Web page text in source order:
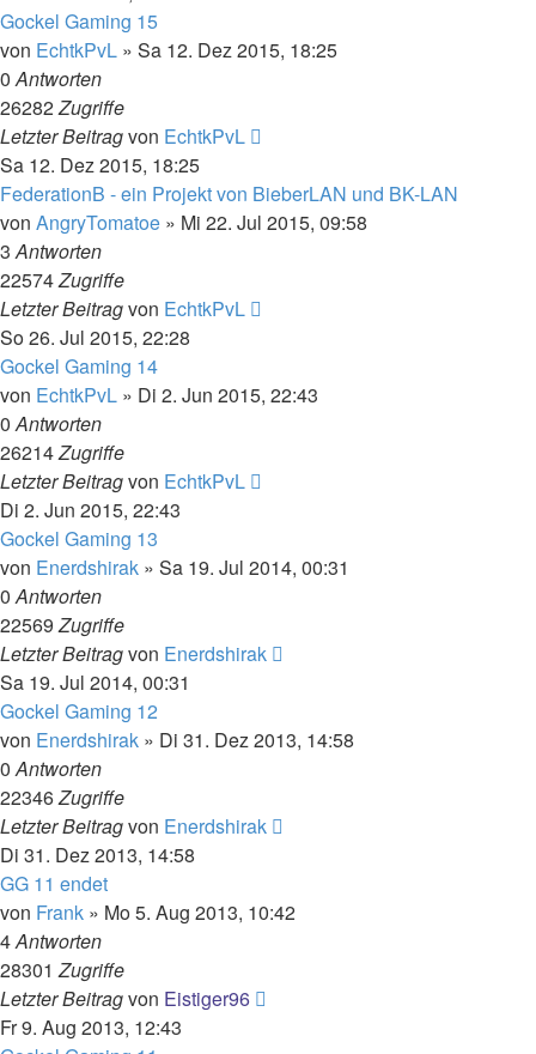
Gockel Gaming 15
von EchtkPvL » Sa 12. Dez 2015, 18:25
0Antworten
26282Zugriffe
Letzter Beitragvon EchtkPvL
Sa 12. Dez 2015, 18:25
FederationB - ein Projekt von BieberLAN und BK-LAN
von AngryTomatoe » Mi 22. Jul 2015, 09:58
3Antworten
22574Zugriffe
Letzter Beitragvon EchtkPvL
So 26. Jul 2015, 22:28
Gockel Gaming 14
von EchtkPvL » Di 2. Jun 2015, 22:43
0Antworten
26214Zugriffe
Letzter Beitragvon EchtkPvL
Di 2. Jun 2015, 22:43
Gockel Gaming 13
von Enerdshirak » Sa 19. Jul 2014, 00:31
0Antworten
22569Zugriffe
Letzter Beitragvon Enerdshirak
Sa 19. Jul 2014, 00:31
Gockel Gaming 12
von Enerdshirak » Di 31. Dez 2013, 14:58
0Antworten
22346Zugriffe
Letzter Beitragvon Enerdshirak
Di 31. Dez 2013, 14:58
GG 11 endet
von Frank » Mo 5. Aug 2013, 10:42
4Antworten
28301Zugriffe
Letzter Beitragvon Eistiger96
Fr 9. Aug 2013, 12:43